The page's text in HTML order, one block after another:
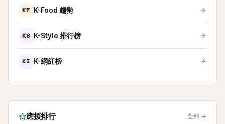
KF K-Food 趨勢
KS K-Style 排行榜
KI K-網紅榜
應援排行 全部 →